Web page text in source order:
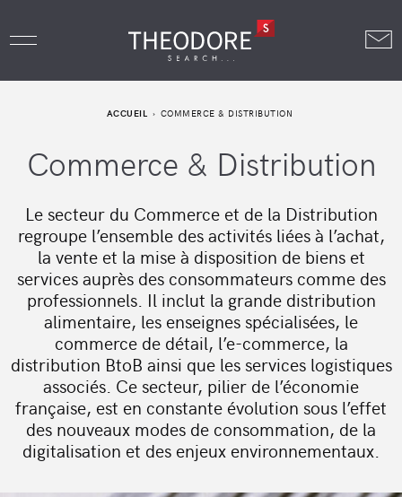
ACCUEIL COMMERCE & DISTRIBUTION
Commerce & Distribution
Le secteur du Commerce et de la Distribution
regroupe l’ensemble des activités liées à l’achat,
la vente et la mise à disposition de biens et
services auprès des consommateurs comme des
professionnels. Il inclut la grande distribution
alimentaire, les enseignes spécialisées, le
commerce de détail, l’e-commerce, la
distribution BtoB ainsi que les services logistiques
associés. Ce secteur, pilier de l’économie
française, est en constante évolution sous l’effet
des nouveaux modes de consommation, de la
digitalisation et des enjeux environnementaux.